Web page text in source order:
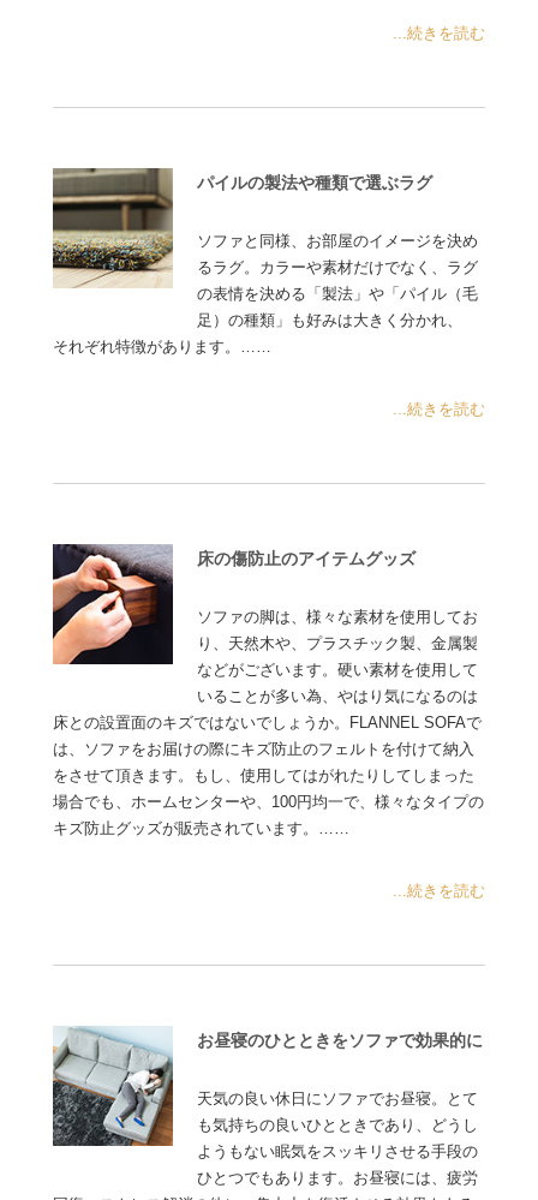
...続きを読む
パイルの製法や種類で選ぶラグ
ソファと同様、お部屋のイメージを決め
るラグ。カラーや素材だけでなく、ラグ
の表情を決める「製法」や「パイル（毛
足）の種類」も好みは大きく分かれ、
それぞれ特徴があります。……
...続きを読む
床の傷防止のアイテムグッズ
ソファの脚は、様々な素材を使用してお
り、天然木や、プラスチック製、金属製
などがございます。硬い素材を使用して
いることが多い為、やはり気になるのは
床との設置面のキズではないでしょうか。FLANNEL SOFAで
は、ソファをお届けの際にキズ防止のフェルトを付けて納入
をさせて頂きます。もし、使用してはがれたりしてしまった
場合でも、ホームセンターや、100円均一で、様々なタイプの
キズ防止グッズが販売されています。……
...続きを読む
お昼寝のひとときをソファで効果的に
天気の良い休日にソファでお昼寝。とて
も気持ちの良いひとときであり、どうし
ようもない眠気をスッキリさせる手段の
ひとつでもあります。お昼寝には、疲労